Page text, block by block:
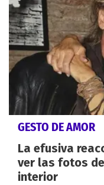
GESTO DE AMOR
La efusiva
ver las fotos
interior